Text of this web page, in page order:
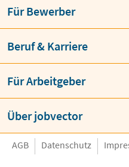
Für Bewerber
Beruf & Karriere
Für Arbeitgeber
Über jobvector
AGB Datenschutz